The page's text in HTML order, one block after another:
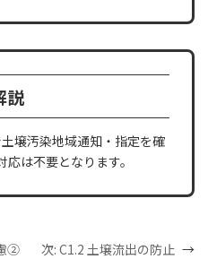
説
壌汚染地域通知・指定を確
は不要となります。
② 次: C1.2 土壌流出の防止 →